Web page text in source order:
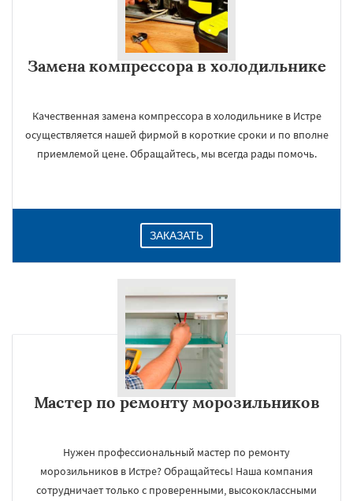
Замена компрессора в холодильнике
Качественная замена компрессора в холодильнике в Истре
осуществляется нашей фирмой в короткие сроки и по вполне
приемлемой цене. Обращайтесь, мы всегда рады помочь.
ЗАКАЗАТЬ
Мастер по ремонту морозильников
Нужен профессиональный мастер по ремонту
морозильников в Истре? Обращайтесь! Наша компания
сотрудничает только с проверенными, высококлассными
×